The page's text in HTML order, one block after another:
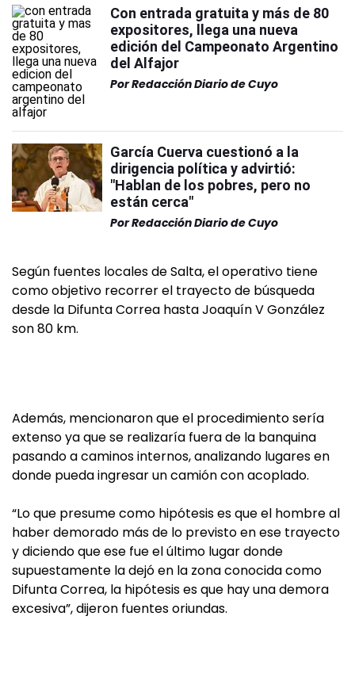
Con entrada gratuita y más de 80
expositores, llega una nueva
edición del Campeonato Argentino
del Alfajor
PorRedacción Diario de Cuyo
García Cuerva cuestionó a la
dirigencia política y advirtió:
"Hablan de los pobres, pero no
están cerca"
PorRedacción Diario de Cuyo
Según fuentes locales de Salta, el operativo tiene
como objetivo recorrer el trayecto de búsqueda
desde la Difunta Correa hasta Joaquín V González
son 80 km.
Además, mencionaron que el procedimiento sería
extenso ya que se realizaría fuera de la banquina
pasando a caminos internos, analizando lugares en
donde pueda ingresar un camión con acoplado.
“Lo que presume como hipótesis es que el hombre al
haber demorado más de lo previsto en ese trayecto
y diciendo que ese fue el último lugar donde
supuestamente la dejó en la zona conocida como
Difunta Correa, la hipótesis es que hay una demora
excesiva”, dijeron fuentes oriundas.